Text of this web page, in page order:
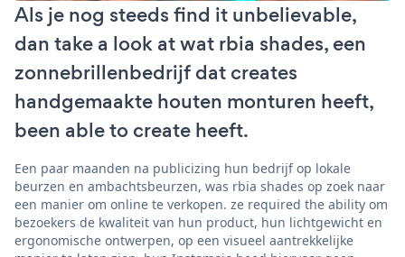
Als je nog steeds find it unbelievable,
dan take a look at wat rbia shades, een
zonnebrillenbedrijf dat creates
handgemaakte houten monturen heeft,
been able to create heeft.
Een paar maanden na publicizing hun bedrijf op lokale
beurzen en ambachtsbeurzen, was rbia shades op zoek naar
een manier om online te verkopen. ze required the ability om
bezoekers de kwaliteit van hun product, hun lichtgewicht en
ergonomische ontwerpen, op een visueel aantrekkelijke